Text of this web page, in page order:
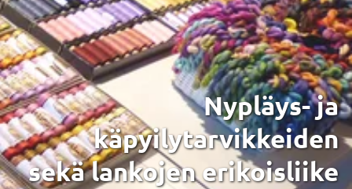
Nypläys- ja
käpyilytarvikkeiden
sekä lankojen erikoisliike